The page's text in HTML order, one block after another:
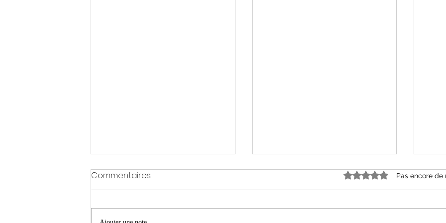
Commentaires Noté 0 étoile sur 5.Pas encore de